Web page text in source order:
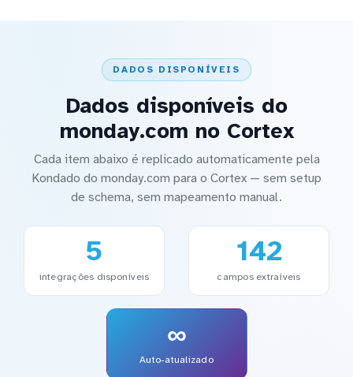
DADOS DISPONÍVEIS
Dados disponíveis do
monday.com no Cortex
Cada item abaixo é replicado automaticamente pela
Kondado do monday.com para o Cortex — sem setup
de schema, sem mapeamento manual.
5
integrações disponíveis
142
campos extraíveis
∞
Auto-atualizado